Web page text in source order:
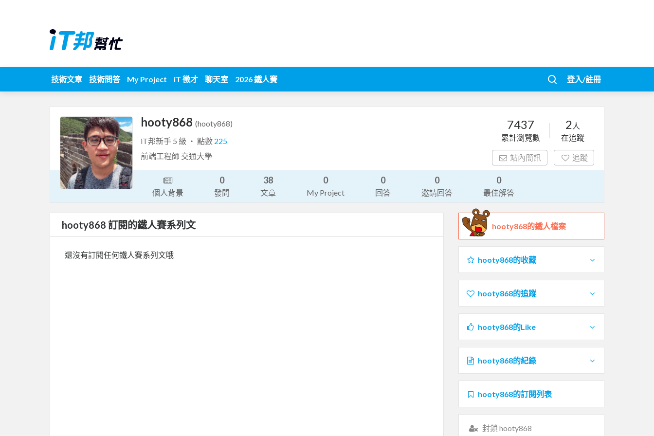
技術文章 技術問答 My Project iT 徵才 聊天室 2026 鐵人賽 登入/註冊
hooty868 (hooty868)
iT邦新手 5 級 ‧ 點數 225
前端工程師 交通大學
7437
累計瀏覽數
2 人
在追蹤
站內簡訊 追蹤
個人背景
0
發問
38
文章
0
My Project
0
回答
0
邀請回答
0
最佳解答
hooty868 訂閱的鐵人賽系列文
還沒有訂閱任何鐵人賽系列文哦
hooty868的鐵人檔案
hooty868的收藏
hooty868的追蹤
hooty868的Like
hooty868的紀錄
hooty868的訂閱列表
封鎖 hooty868